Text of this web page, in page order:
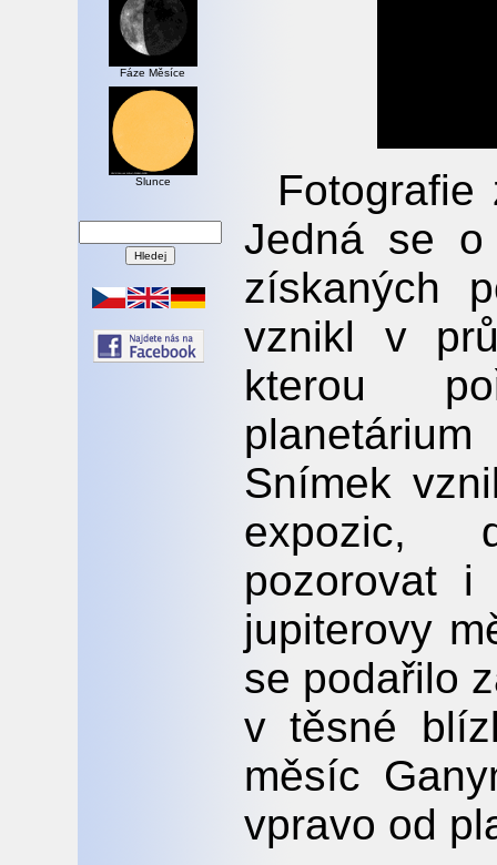
Fáze Měsíce
Slunce
Fotografie
Jedná se
získaných
vznikl v
kterou
Snímek
expozic,
pozorovat
jupiterovy
se podařilo
v těsné
měsíc
vpravo od